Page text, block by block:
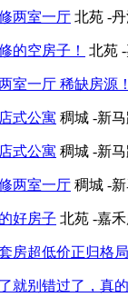
两室一厅 北苑 -
的空房子！ 北苑
室一厅 稀缺房源！
式公寓 稠城 -新
式公寓 稠城 -新
两室一厅 稠城 -
好房子 北苑 -嘉
房超低价正归格局
就别错过了，真